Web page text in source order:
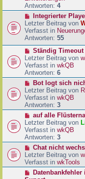
t
r
a
g
r
B
e
i
t
r
a
g
Antworten: 4
N
e
u
e
r
B
e
i
t
a
g
Integrierter
Letzter Beitrag von
Verfasst in
Antworten: 55
N
e
u
e
r
B
e
i
t
a
g
Ständig
Letzter Beitrag von
Verfasst in wkQB
Antworten: 6
N
e
u
e
r
B
e
i
t
a
g
Bot logt sich
Letzter Beitrag von
Verfasst in wkQB
Antworten: 3
N
e
u
e
r
B
e
i
auf alle
Letzter Beitrag von
Verfasst in wkQB
Antworten: 3
N
e
u
e
Chat nicht
Letzter Beitrag von
Verfasst in wkTools
N